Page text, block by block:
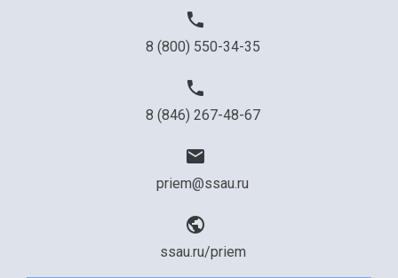
8 (800) 550-34-35
8 (846) 267-48-67
priem@ssau.ru
ssau.ru/priem